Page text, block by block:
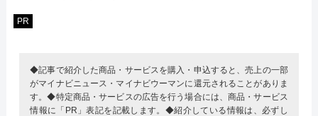
PR
◆記事で紹介した商品・サービスを購入・申込すると、売上の一部
がマイナビニュース・マイナビウーマンに還元されることがありま
す。◆特定商品・サービスの広告を行う場合には、商品・サービス
情報に「PR」表記を記載します。◆紹介している情報は、必ずし